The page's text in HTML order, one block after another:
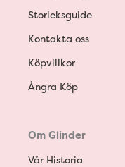
Storleksguide
Kontakta oss
Köpvillkor
Ångra Köp
Om Glinder
Vår Historia